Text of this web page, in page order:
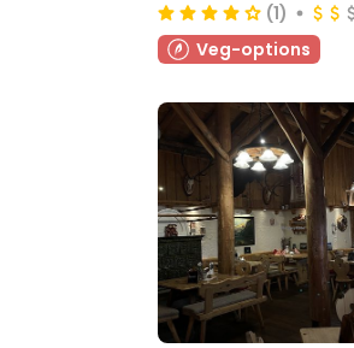
(1)
Veg-options